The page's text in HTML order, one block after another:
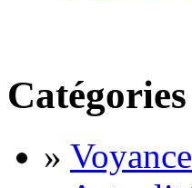
» Voyance